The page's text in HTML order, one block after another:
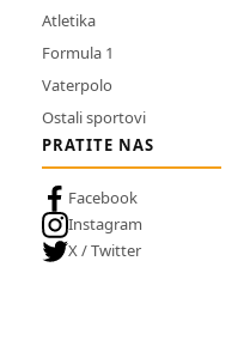
Atletika
Formula 1
Vaterpolo
Ostali sportovi
PRATITE NAS
Facebook
Instagram
X / Twitter